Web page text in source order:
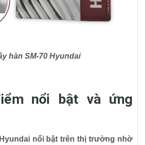
hàn SM-70 Hyundai
nổi bật và ứng
Hyundai nổi bật trên thị trường nhờ